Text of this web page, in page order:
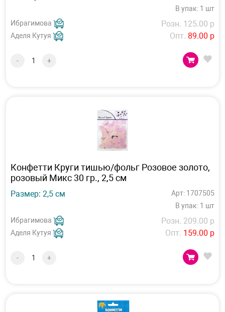
В упак: 1 шт
Ибрагимова
Аделя Кутуя
Розн. 125.00 р
Опт. 89.00 р
- +
Конфетти Круги тишью/фольг Розовое золото,
розовый Микс 30 гр., 2,5 см
Размер: 2,5 см
Арт: 1707505
В упак: 1 шт
Ибрагимова
Аделя Кутуя
Розн. 209.00 р
Опт. 159.00 р
- +